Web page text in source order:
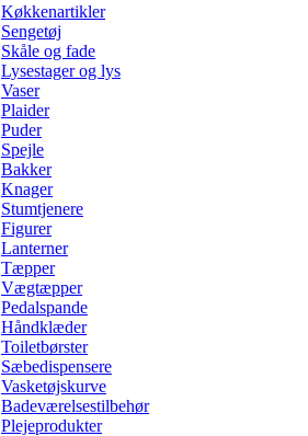
Køkkenartikler
Sengetøj
Skåle og fade
Lysestager og lys
Vaser
Plaider
Puder
Spejle
Bakker
Knager
Stumtjenere
Figurer
Lanterner
Tæpper
Vægtæpper
Pedalspande
Håndklæder
Toiletbørster
Sæbedispensere
Vasketøjskurve
Badeværelsestilbehør
Plejeprodukter